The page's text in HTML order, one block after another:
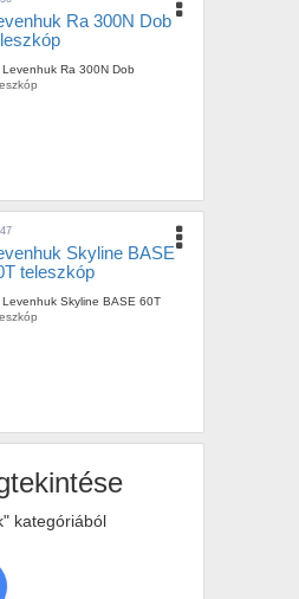
Ra 300N Dob
Levenhuk Ra 300N Dob
Skyline BASE
teleszkóp
Levenhuk Skyline BASE 60T
kategóriából